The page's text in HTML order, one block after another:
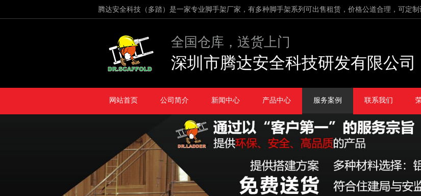
腾达安全科技（多踏）是一家专业脚手架厂家，有多种脚手架系列可出售租赁，价格公道合理，可定制
全国仓库，送货上门
深圳市腾达安全科技研发有限公司
网站首页 公司简介 新闻中心 产品中心 服务案例 联系我们